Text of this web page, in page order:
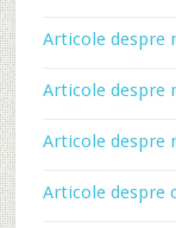
Articole despre
Articole despre
Articole despre
Articole despre